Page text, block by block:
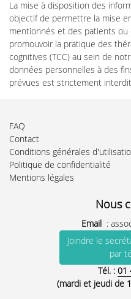
DEPLAIX Alain
Psychologue
CALVEZ Aurélie-
FINGERHUT
Psychologue-
LLORET Bertrand
Psychologue
DE CHOULY DE
LE GARZIC
RUSINEK
Professeur de
SORIA Pascale
Psychologue
QUELLIEN Prune
Psychologue
La mise à disposition des
objectif de permettre la mise
mentionnés et des patients ou
promouvoir la pratique des
cognitives (TCC) au sein de
données personnelles à des
prévues est strictement
FAQ
Contact
Conditions générales
Politique de confidentialité
Mentions légales
Nous
Email :
Joindre le
par
Tél. : 01
(mardi et jeudi de